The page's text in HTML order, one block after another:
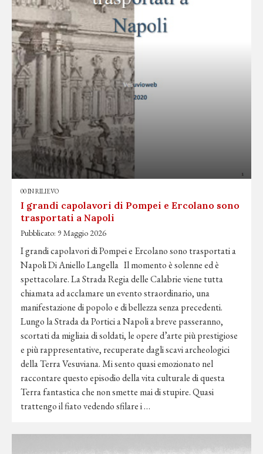
00 IN RILIEVO
I grandi capolavori di Pompei e Ercolano sono
trasportati a Napoli
Pubblicato: 9 Maggio 2026
I grandi capolavori di Pompei e Ercolano sono trasportati a
Napoli Di Aniello Langella Il momento è solenne ed è
spettacolare. La Strada Regia delle Calabrie viene tutta
chiamata ad acclamare un evento straordinario, una
manifestazione di popolo e di bellezza senza precedenti.
Lungo la Strada da Portici a Napoli a breve passeranno,
scortati da migliaia di soldati, le opere d’arte più prestigiose
e più rappresentative, recuperate dagli scavi archeologici
della Terra Vesuviana. Mi sento quasi emozionato nel
raccontare questo episodio della vita culturale di questa
Terra fantastica che non smette mai di stupire. Quasi
trattengo il fiato vedendo sfilare i …